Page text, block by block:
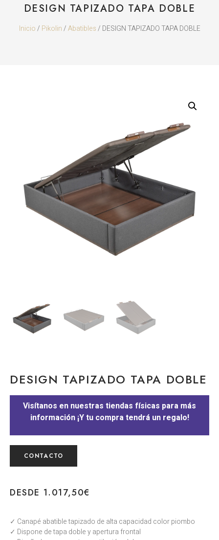
DESIGN TAPIZADO TAPA DOBLE
Inicio/ Pikolin/Abatibles/ DESIGN TAPIZADO TAPA DOBLE
DESIGN TAPIZADO TAPA DOBLE
Visítanos en nuestras tiendas físicas para más
información ¡Y tu compra tendrá un regalo!
CONTACTO
DESDE 1.017,50€
✓ Canapé abatible tapizado de alta capacidad color piombo
✓ Dispone de tapa doble y apertura frontal